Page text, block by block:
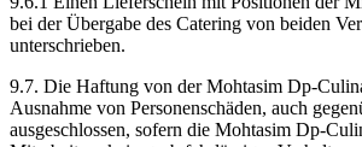
bei der Übergabe des Catering von beiden
unterschrieben.
9.7. Die Haftung von der Mohtasim Dp-
Ausnahme von Personenschäden, auch
ausgeschlossen, sofern die Mohtasim Dp-